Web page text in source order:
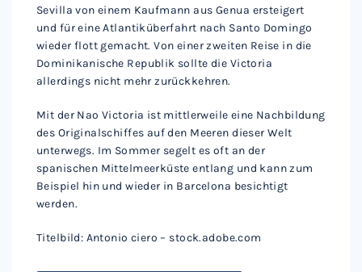
Sevilla von einem Kaufmann aus Genua ersteigert
und für eine Atlantiküberfahrt nach Santo Domingo
wieder flott gemacht. Von einer zweiten Reise in die
Dominikanische Republik sollte die Victoria
allerdings nicht mehr zurückkehren.
Mit der Nao Victoria ist mittlerweile eine Nachbildung
des Originalschiffes auf den Meeren dieser Welt
unterwegs. Im Sommer segelt es oft an der
spanischen Mittelmeerküste entlang und kann zum
Beispiel hin und wieder in Barcelona besichtigt
werden.
Titelbild: Antonio ciero – stock.adobe.com